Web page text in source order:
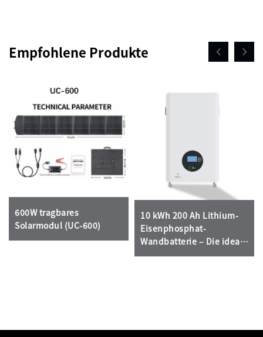
Empfohlene Produkte
600W tragbares
Solarmodul (UC-600)
10 kWh 200 Ah Lithium-
Eisenphosphat-
Wandbatterie – Die ideale
Wahl für häusliche